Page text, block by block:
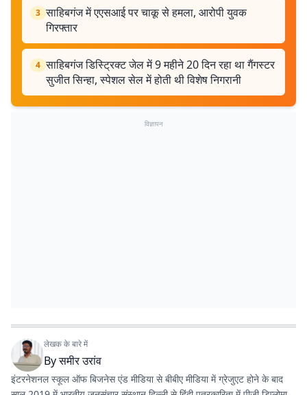
3 साहिबगंज में एएसआई पर चाकू से हमला, आरोपी युवक
गिरफ्तार
4 साहिबगंज डिस्ट्रिक्ट जेल में 9 महीने 20 दिन रहा था गैंगस्टर
सुजीत सिन्हा, स्पेशल सेल में होती थी विशेष निगरानी
विज्ञापन
लेखक के बारे में
Byसमीर उरांव
इंटरनेशनल स्कूल ऑफ बिजनेस एंड मीडिया से बीबीए मीडिया में ग्रेजुएट होने के बाद